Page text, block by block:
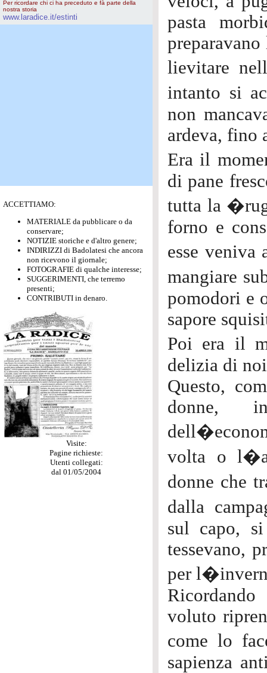
Per ricordare chi ci ha preceduto e fà parte della
nostra storia
www.laradice.it/estinti
ACCETTIAMO:
MATERIALE da pubblicare o da
conservare;
NOTIZIE storiche e d'altro genere;
INDIRIZZI di Badolatesi che ancora
non ricevono il giornale;
FOTOGRAFIE di qualche interesse;
SUGGERIMENTI, che terremo
presenti;
CONTRIBUTI in denaro.
Visite:
Pagine richieste:
Utenti collegati:
dal 01/05/2004
pasta
lievitare
intanto si
non
ardeva, fino
Era il
di pane
tutta la
forno e
esse
mangiare
pomodori e
sapore
Poi era il
delizia di
Questo,
donne,
volta o
donne che
dalla
sul capo,
tessevano,
per
voluto
come lo
sapienza